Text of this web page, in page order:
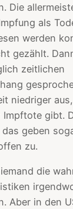
Die
als
werden
gezählt.
zeitlichen
niedriger
gibt.
das geben
zu.
die
Aber in den